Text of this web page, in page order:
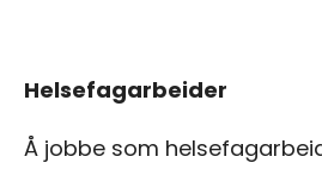
Helsefagarbeider
Å jobbe som